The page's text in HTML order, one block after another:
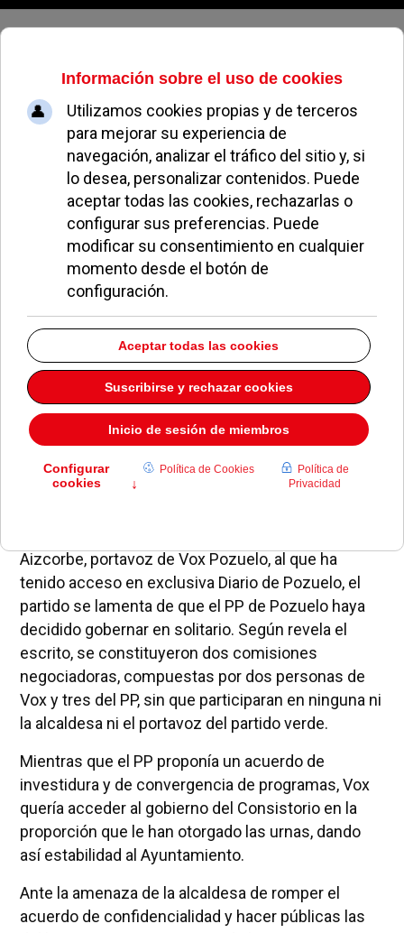
Sábado, 08 de agosto de 2026
Vox: “El PP de Pozuelo se tendrá
que acostumbrar a perder
votaciones y a corregir su
comportamiento y talante”
REDACCIÓN POLÍTICA 16 JUNIO 2019
Aizcorbe, portavoz de Vox Pozuelo, al que ha
tenido acceso en exclusiva Diario de Pozuelo, el
partido se lamenta de que el PP de Pozuelo haya
decidido gobernar en solitario. Según revela el
escrito, se constituyeron dos comisiones
negociadoras, compuestas por dos personas de
Vox y tres del PP, sin que participaran en ninguna ni
la alcaldesa ni el portavoz del partido verde.
Mientras que el PP proponía un acuerdo de
investidura y de convergencia de programas, Vox
quería acceder al gobierno del Consistorio en la
proporción que le han otorgado las urnas, dando
así estabilidad al Ayuntamiento.
Ante la amenaza de la alcaldesa de romper el
acuerdo de confidencialidad y hacer públicas las